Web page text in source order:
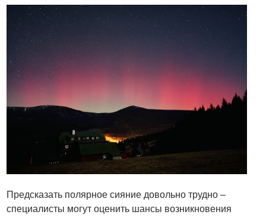
Предсказать полярное сияние довольно трудно –
специалисты могут оценить шансы возникновения